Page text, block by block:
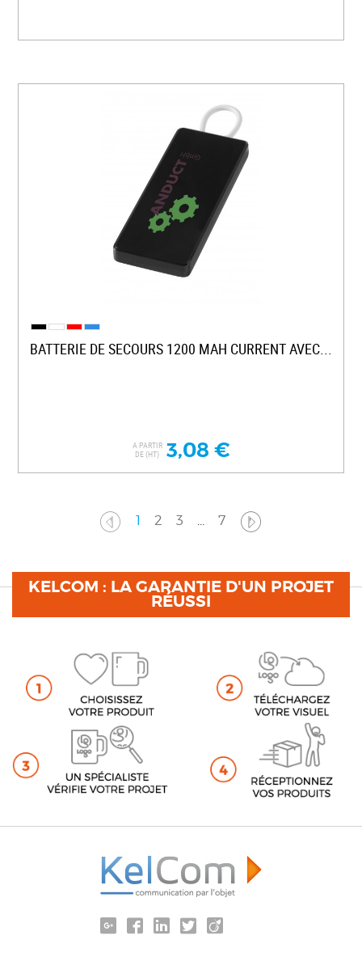
BATTERIE DE SECOURS 1200 MAH CURRENT AVEC...
A PARTIR
DE (HT) 3,08 €
1 2 3 7
KELCOM : LA GARANTIE D'UN PROJET
RÉUSSI